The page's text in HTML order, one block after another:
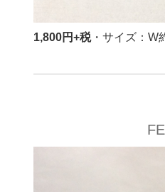
1,800円+税・サイズ：W